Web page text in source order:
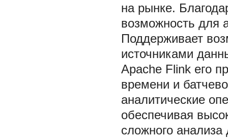
на рынке.
возможность для
Поддерживает
источниками
Apache Flink его
времени и
аналитические
обеспечивая
сложного